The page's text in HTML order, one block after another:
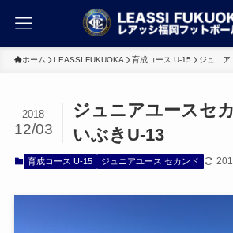
ホーム LEASSI FUKUOKA 育成コース U-15 ジュニア
ジュニアユースセ
いぶきU-13
2018
12/03
育成コース U-15 ジュニアユース セカンド